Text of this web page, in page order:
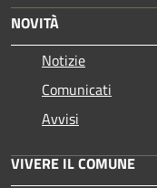
NOVITÀ
Notizie
Comunicati
Avvisi
VIVERE IL COMUNE